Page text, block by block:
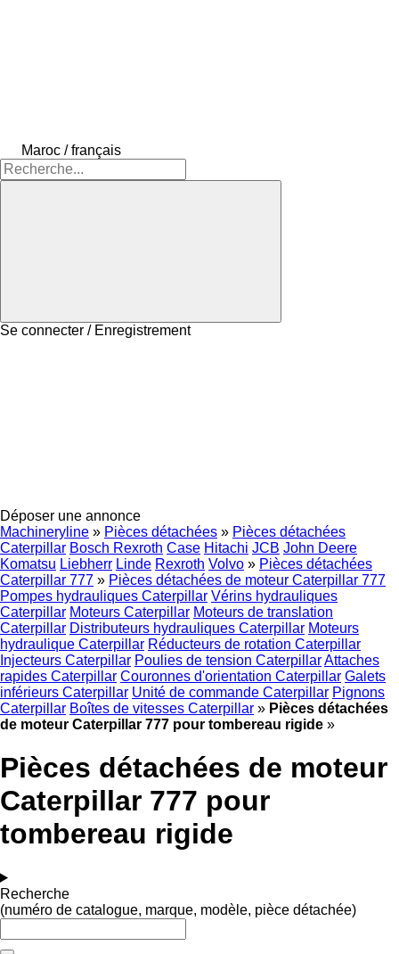
Maroc / français
Se connecter / Enregistrement
Déposer une annonce
Machineryline » Pièces détachées » Pièces détachées
Caterpillar Bosch Rexroth Case Hitachi JCB John Deere
Komatsu Liebherr Linde Rexroth Volvo » Pièces détachées
Caterpillar 777 » Pièces détachées de moteur Caterpillar 777
Pompes hydrauliques Caterpillar Vérins hydrauliques
Caterpillar Moteurs Caterpillar Moteurs de translation
Caterpillar Distributeurs hydrauliques Caterpillar Moteurs
hydraulique Caterpillar Réducteurs de rotation Caterpillar
Injecteurs Caterpillar Poulies de tension CaterpillarAttaches
rapides Caterpillar Couronnes d'orientation Caterpillar Galets
inférieurs Caterpillar Unité de commande Caterpillar Pignons
Caterpillar Boîtes de vitesses Caterpillar » Pièces détachées
de moteur Caterpillar 777 pour tombereau rigide »
Pièces détachées de moteur
Caterpillar 777 pour
tombereau rigide
Recherche
(numéro de catalogue, marque, modèle, pièce détachée)